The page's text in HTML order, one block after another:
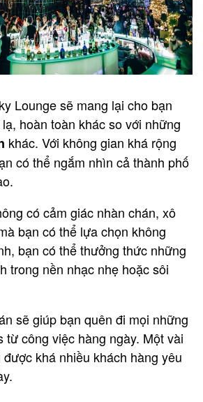
Lounge sẽ mang lại cho bạn
hoàn toàn khác so với những
khác. Với không gian khá rộng
có thể ngắm nhìn cả thành phố
có cảm giác nhàn chán, xô
bạn có thể lựa chọn không
bạn có thể thưởng thức những
trong nền nhạc nhẹ hoặc sôi
sẽ giúp bạn quên đi mọi những
từ công việc hàng ngày. Một vài
khá nhiều khách hàng yêu